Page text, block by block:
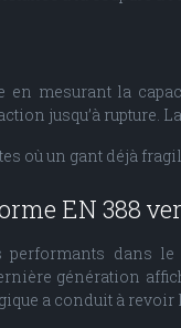
mesurant la
jusqu’à rupture.
où un gant déjà
EN 388
performants dans
génération
a conduit à